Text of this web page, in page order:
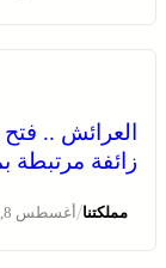
العرائش ..
زائفة مرتبطة
مملكتنا/أغسطس 8, 2026